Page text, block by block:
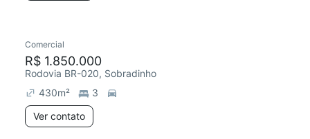
Chegou hoje
Comercial
R$ 1.850.000
Rodovia BR-020, Sobradinho
430m²
3
Ver contato